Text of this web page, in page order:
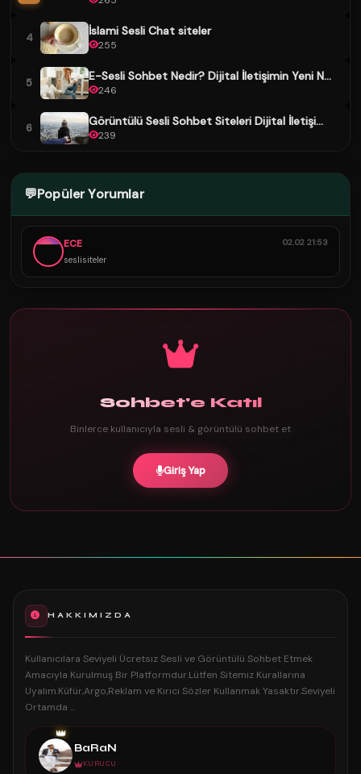
4 İslami Sesli Chat siteler
255
5 E-Sesli Sohbet Nedir? Dijital İletişimin Yeni N...
246
6 Görüntülü Sesli Sohbet Siteleri Dijital İletişi...
239
💬Popüler Yorumlar
ECE
seslisiteler
02.02 21:53
Sohbet'e Katıl
Binlerce kullanıcıyla sesli & görüntülü sohbet et
Giriş Yap
HAKKIMIZDA
Kullanıcılara Seviyeli Ücretsiz Sesli ve Görüntülü Sohbet Etmek
Amacıyla Kurulmuş Bir Platformdur.Lütfen Sitemiz Kurallarına
Uyalım.Küfür,Argo,Reklam ve Kırıcı Sözler Kullanmak Yasaktır.Seviyeli
Ortamda ...
👑
BaRaN
KURUCU